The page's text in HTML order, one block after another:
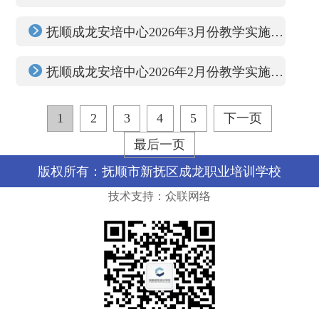
 抚顺成龙安培中心2026年3月份教学实施计划
 抚顺成龙安培中心2026年2月份教学实施计划
1 2 3 4 5
下一页
最后一页
版权所有：抚顺市新抚区成龙职业培训学校
技术支持：众联网络